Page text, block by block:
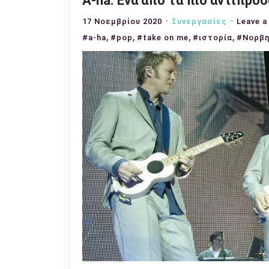
17 Νοεμβρίου 2020 Συνεργασίες Leave
#a-ha, #pop , #take on me, #ιστορία,